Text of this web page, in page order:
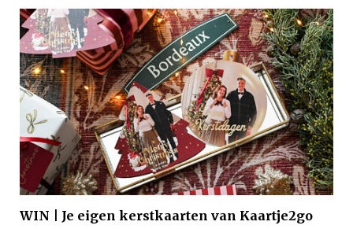
WIN | Je eigen kerstkaarten van Kaartje2go